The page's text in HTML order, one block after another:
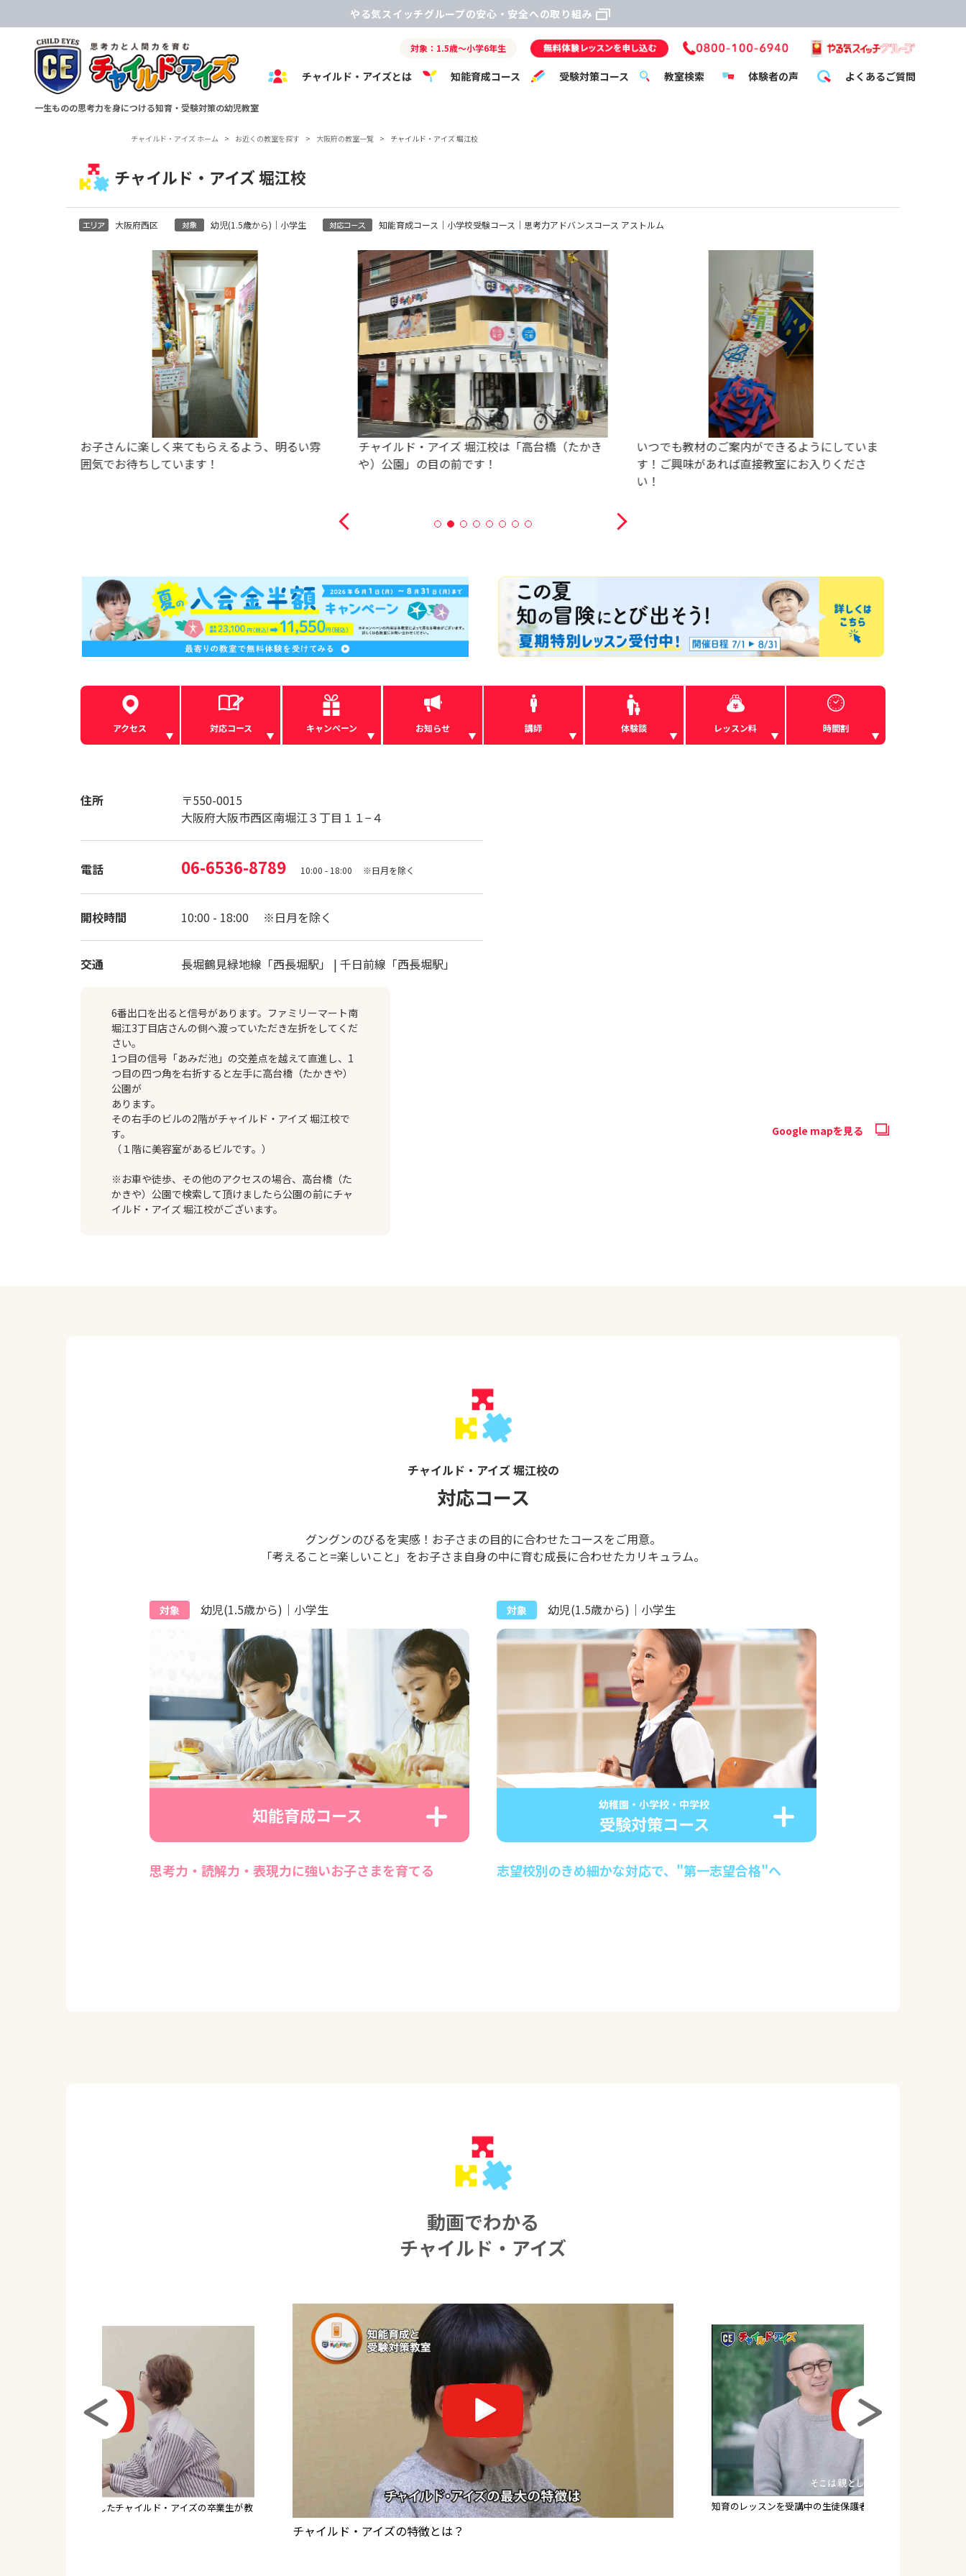
やる気スイッチグループの安心・安全への取り組み
一生ものの思考力を身につける知育・受験対策の幼児教室
対象：1.5歳～小学6年生
チャイルド・アイズとは 知能育成コース 受験対策コース 教室検索 体験者の声 よくあるご質問
チャイルド・アイズ ホーム > お近くの教室を探す > 大阪府の教室一覧 > チャイルド・アイズ 堀江校
チャイルド・アイズ 堀江校
大阪府西区 幼児(1.5歳から)｜小学生 知能育成コース｜小学校受験コース｜思考力アドバンスコース アストルム
お子さんに楽しく来てもらえるよう、明るい雰
囲気でお待ちしています！
チャイルド・アイズ 堀江校は「高台橋（たかき
や）公園」の目の前です！
いつでも教材のご案内ができるようにしていま
す！ご興味があれば直接教室にお入りくださ
い！
アクセス 対応コース キャンペーン お知らせ 講師 体験談 レッスン料 時間割
住所
〒550-0015
大阪府大阪市西区南堀江３丁目１１−４
電話 06-6536-8789 10:00 - 18:00 ※日月を除く
開校時間 10:00 - 18:00 ※日月を除く
交通 長堀鶴見緑地線「西長堀駅」 | 千日前線「西長堀駅」
6番出口を出ると信号があります。ファミリーマート南
堀江3丁目店さんの側へ渡っていただき左折をしてくだ
さい。
1つ目の信号「あみだ池」の交差点を越えて直進し、1
つ目の四つ角を右折すると左手に高台橋（たかきや）
公園が
あります。
その右手のビルの2階がチャイルド・アイズ 堀江校で
す。
（１階に美容室があるビルです。）
※お車や徒歩、その他のアクセスの場合、高台橋（た
かきや）公園で検索して頂けましたら公園の前にチャ
イルド・アイズ 堀江校がございます。
Google mapを見る
チャイルド・アイズ 堀江校の
対応コース
グングンのびるを実感！お子さまの目的に合わせたコースをご用意。
「考えること=楽しいこと」をお子さま自身の中に育む成長に合わせたカリキュラム。
対象 幼児(1.5歳から)｜小学生
知能育成コース
思考力・読解力・表現力に強いお子さまを育てる
対象 幼児(1.5歳から)｜小学生
幼稚園・小学校・中学校
受験対策コース
志望校別のきめ細かな対応で、"第一志望合格"へ
動画でわかる
チャイルド・アイズ
と対談】東大現役合格したチャイルド・アイズの卒業生が教
チャイルド・アイズの特徴とは？
知育のレッスンを受講中の生徒保護者さまへインタビュー